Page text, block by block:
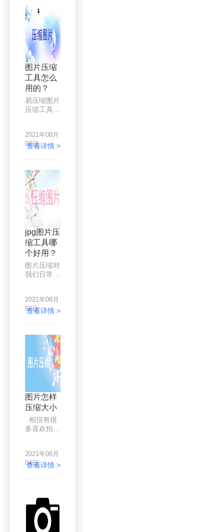
缩没有问
题，gif图
片压缩就会
变成静态
呢？下面让
小编来给大
家细细说
来。
话，那么慢
慢传也没关
系，但是相
信很多人都
试过，已经
传了十几分
钟，但才传
了一半不到
的情况，更
惨的是，传
到一半的时
候，断网
了，或者是
致的发送中
断，又得重
新传，这又
时间，性子
急的朋友，
哪能等这么
久啊。怎么
压缩文件快
速上传呢？
图片压缩
工具怎么
用的？
易压缩图片
压缩工具是
件，可以对
图片进行压
缩图片，对
于JPG、
PNG格式
的图片都可
以进行批量
压缩，很多
用户在编辑
整理一些图
片文件时，
会需要用到
压缩图片的
功能，压缩
后还可以进
果需要传输
给别人的
话，可以节
间。
2021年08月
02日
查看详情 >
jpg图片压
缩工具哪
个好用？
图片压缩对
我们日常生
的功能。有
时候我们在
做压缩，有
时候是在电
脑下进行压
缩。假如我
们的工作经
常需要上传
一些封面图
片，但是很
多时候会因
为图片太大
不能上传，
或者图片压
掉。试一下
易压缩软
压缩后的图
像仍然是高
清，这是十
分难得的。
2021年08月
02日
查看详情 >
图片怎样
压缩大小
相信有很
多喜欢拍照
和事物都喜
欢拍上几
片越清晰，
而图片的体
积也就越
大，于是问
2021年08月
04日
查看详情 >